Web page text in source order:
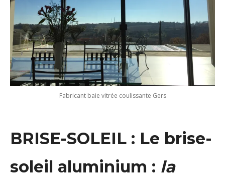
Fabricant baie vitrée coulissante Gers
BRISE-SOLEIL : Le brise-
soleil aluminium : la